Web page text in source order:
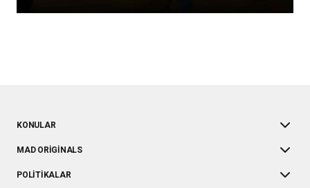
KONULAR
MAD ORIGINALS
POLITIKALAR